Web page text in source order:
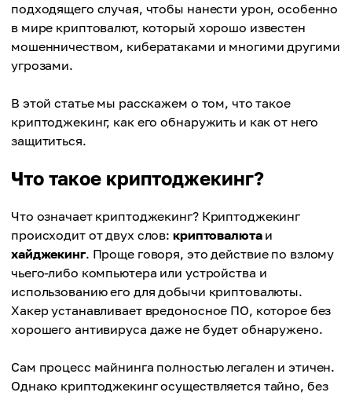
подходящего случая, чтобы нанести урон, особенно
в мире криптовалют, который хорошо известен
мошенничеством, кибератаками и многими другими
угрозами.
В этой статье мы расскажем о том, что такое
криптоджекинг, как его обнаружить и как от него
защититься.
Что такое криптоджекинг?
Что означает криптоджекинг? Криптоджекинг
происходит от двух слов:криптовалютаи
хайджекинг. Проще говоря, это действие по взлому
чьего-либо компьютера или устройства и
использованию его для добычи криптовалюты.
Хакер устанавливает вредоносное ПО, которое без
хорошего антивируса даже не будет обнаружено.
Сам процесс майнинга полностью легален и этичен.
Однако криптоджекинг осуществляется тайно, без